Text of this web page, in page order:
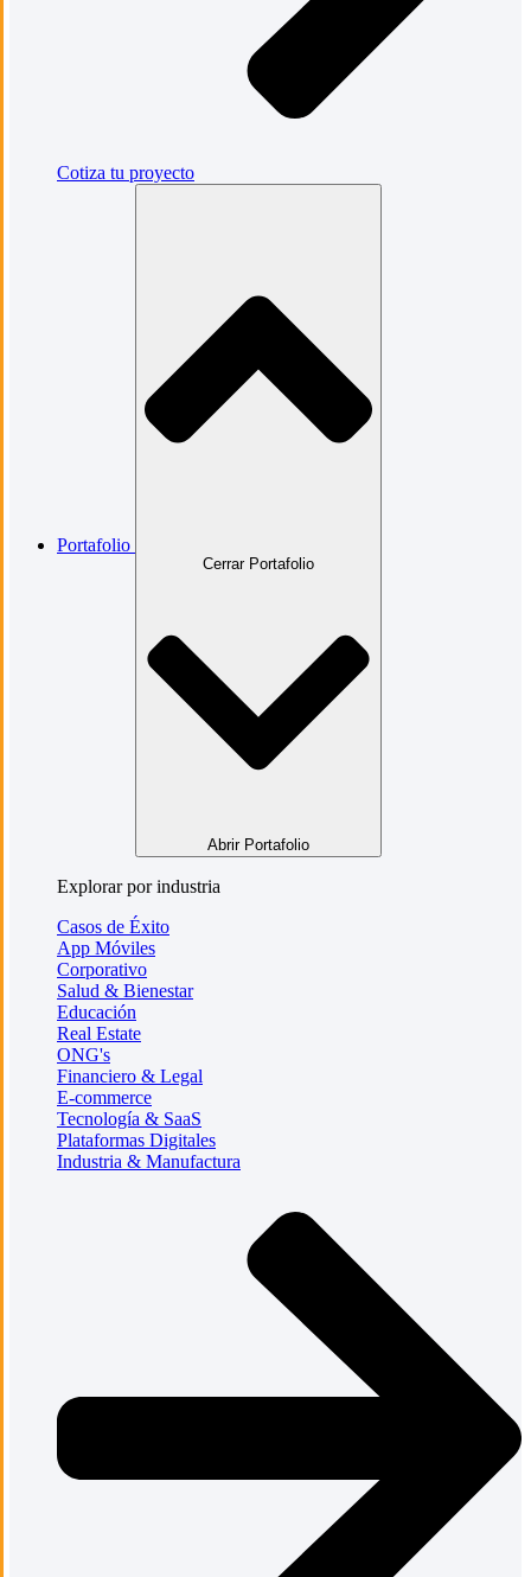
Cotiza tu proyecto
Portafolio
Cerrar Portafolio
Abrir Portafolio
Explorar por industria
Casos de Éxito
App Móviles
Corporativo
Salud & Bienestar
Educación
Real Estate
ONG's
Financiero & Legal
E-commerce
Tecnología & SaaS
Plataformas Digitales
Industria & Manufactura